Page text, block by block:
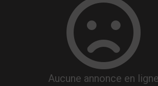
Aucune annonce en